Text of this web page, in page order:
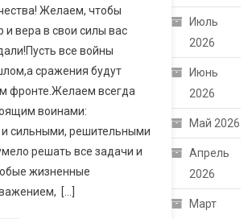
Желаем, чтобы
и вера в свои силы вас
все войны
сражения будут
фронте.Желаем всегда
воинами:
сильными, решительными
решать все задачи и
жизненные
[…]
Июль
2026
Июнь
2026
Май 2026
Апрель
2026
Март